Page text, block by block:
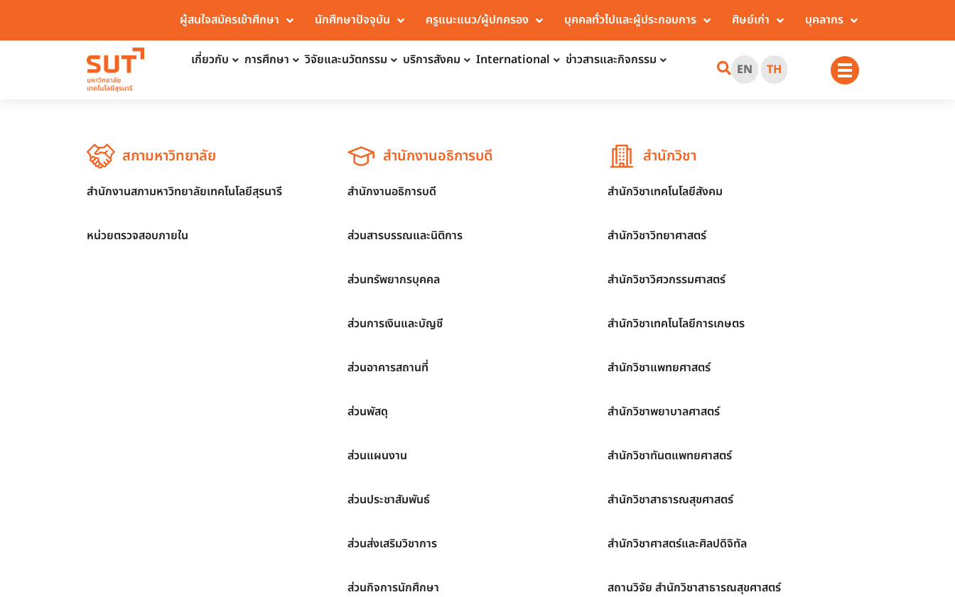
ผู้สนใจสมัครเข้าศึกษา นักศึกษาปัจจุบัน ครูแนะแนว/ผู้ปกครอง บุคคลทั่วไปและผู้ประกอบการ ศิษย์เก่า บุคลากร
เกี่ยวกับ การศึกษา วิจัยและนวัตกรรม บริการสังคม International ข่าวสารและกิจกรรม
EN TH
สภามหาวิทยาลัย
สำนักงานสภามหาวิทยาลัยเทคโนโลยีสุรนารี
หน่วยตรวจสอบภายใน
สำนักงานอธิการบดี
สำนักงานอธิการบดี
ส่วนสารบรรณและนิติการ
ส่วนทรัพยากรบุคคล
ส่วนการเงินและบัญชี
ส่วนอาคารสถานที่
ส่วนพัสดุ
ส่วนแผนงาน
ส่วนประชาสัมพันธ์
ส่วนส่งเสริมวิชาการ
ส่วนกิจการนักศึกษา
สำนักวิชา
สำนักวิชาเทคโนโลยีสังคม
สำนักวิชาวิทยาศาสตร์
สำนักวิชาวิศวกรรมศาสตร์
สำนักวิชาเทคโนโลยีการเกษตร
สำนักวิชาแพทยศาสตร์
สำนักวิชาพยาบาลศาสตร์
สำนักวิชาทันตแพทยศาสตร์
สำนักวิชาสาธารณสุขศาสตร์
สำนักวิชาศาสตร์และศิลปดิจิทัล
สถานวิจัย สำนักวิชาสาธารณสุขศาสตร์